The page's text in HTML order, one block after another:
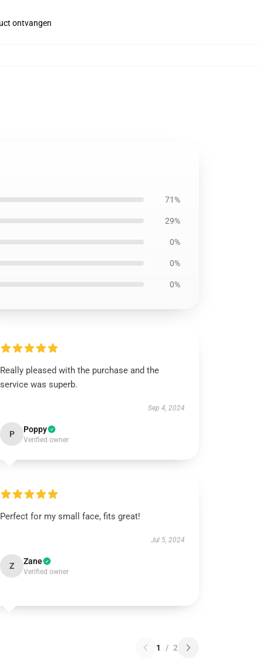
ontvangen
71%
29%
0%
0%
0%
Really pleased with the purchase and the
service was superb.
Sep 4, 2024
P Poppy
Verified owner
Perfect for my small face, fits great!
Jul 5, 2024
Z Zane
Verified owner
1 / 2